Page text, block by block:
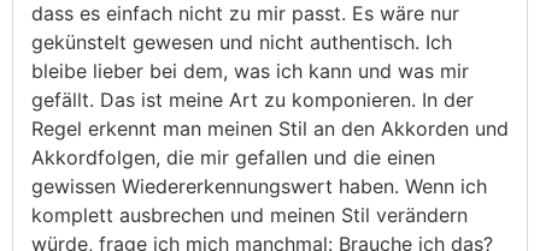
dass es einfach nicht zu mir passt. Es wäre nur
gekünstelt gewesen und nicht authentisch. Ich
bleibe lieber bei dem, was ich kann und was mir
gefällt. Das ist meine Art zu komponieren. In der
Regel erkennt man meinen Stil an den Akkorden und
Akkordfolgen, die mir gefallen und die einen
gewissen Wiedererkennungswert haben. Wenn ich
komplett ausbrechen und meinen Stil verändern
würde, frage ich mich manchmal: Brauche ich das?